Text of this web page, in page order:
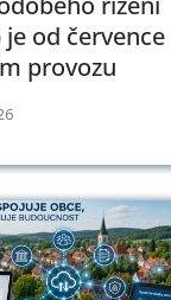
je od července
provozu